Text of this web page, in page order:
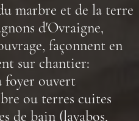
marbre et de la terre
d'Ovraigne,
façonnent en
sur chantier:
foyer ouvert
ou terres cuites
de bain (lavabos,